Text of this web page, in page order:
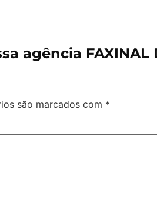
agência FAXINAL
são marcados com *